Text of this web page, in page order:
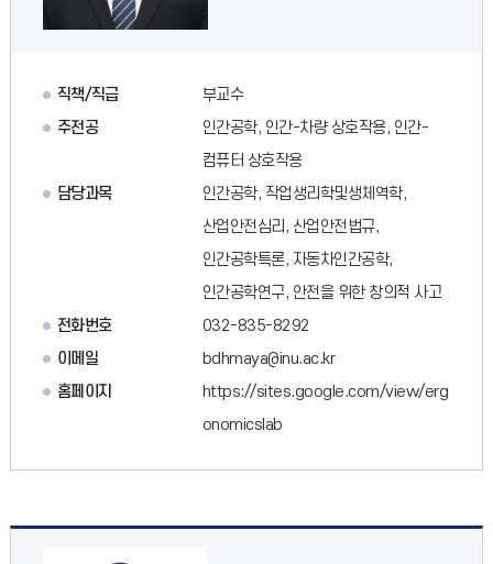
직책/직급
부교수
주전공
인간공학, 인간-차량 상호작용, 인간-
컴퓨터 상호작용
담당과목
인간공학, 작업생리학및생체역학,
산업안전심리, 산업안전법규,
인간공학특론, 자동차인간공학,
인간공학연구, 안전을 위한 창의적 사고
전화번호
032-835-8292
이메일
bdhmaya@inu.ac.kr
홈페이지
https://sites.google.com/view/erg
onomicslab